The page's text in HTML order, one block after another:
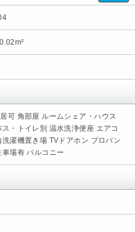
可 角部屋 ルームシェア・ハウス
ス・トイレ別 温水洗浄便座 エアコ
洗濯機置き場 TVドアホン プロパン
車場有 バルコニー